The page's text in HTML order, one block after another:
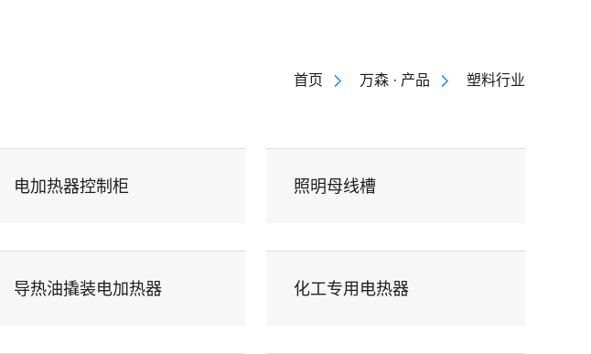
首页 万森 · 产品 塑料行业
电加热器控制柜 照明母线槽
导热油撬装电加热器 化工专用电热器